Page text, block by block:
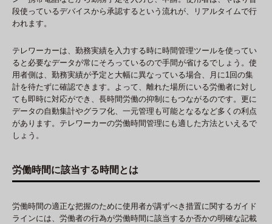
段使っているデバイスから承認するという流れが、リアルタイムで行
われます。
テレワーカーは、勤務実績を入力する時に時間管理ツールを使ってい
ると必要なデータが常にそろっているので手間が省けるでしょう。使
用者側は、勤務実績が予定と大幅に異なっている場合、月に1回の集
計を待たずに確認できます。よって、離れた場所にいる労働者に対し
ても即時に対応ができ、長時間労働の抑制にもつながるのです。更に
データの自動集計やグラフ化、一元管理も可能となるなど多くの利点
があります。テレワーカーの労働時間管理にも適した方法といえるで
しょう。
労働時間に該当する時間とは
労働時間の適正な把握のために使用者が講ずべき措置に関するガイド
ラインには、労働者の行為が労働時間に該当するか否かの明確な記載